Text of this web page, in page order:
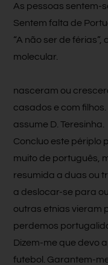
As pessoas sentem-
Sentem falta de
“A não ser de
molecular.
nasceram ou
casados e com
assume D. Teresinha.
Concluo este périplo
muito de português,
resumida a duas ou
a deslocar-se para
outras etnias vieram
perdemos
Dizem-me que devo
futebol. Garantem-